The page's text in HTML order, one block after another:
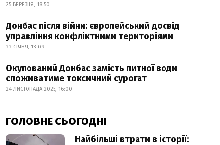
25 БЕРЕЗНЯ, 18:50
Донбас після війни: європейський досвід
управління конфліктними територіями
22 СІЧНЯ, 13:09
Окупований Донбас замість питної води
споживатиме токсичний сурогат
24 ЛИСТОПАДА 2025, 16:00
ГОЛОВНЕ СЬОГОДНІ
Найбільші втрати в історії: